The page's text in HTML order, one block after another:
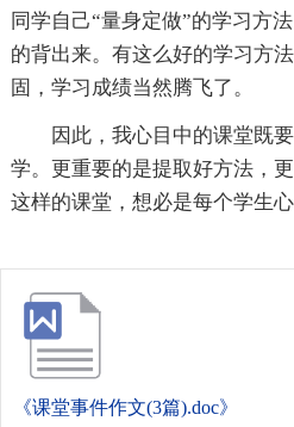
同学自己“量身定做”的学习方
的背出来。有这么好的学习方
固，学习成绩当然腾飞了。
因此，我心目中的课堂既
学。更重要的是提取好方法，
这样的课堂，想必是每个学生
《课堂事件作文(3篇).doc》